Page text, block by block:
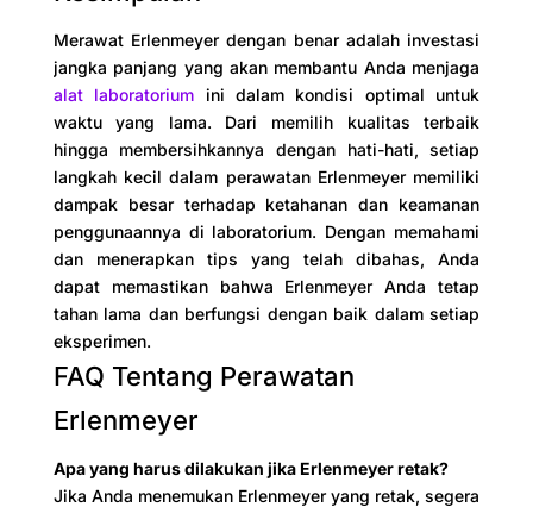
Merawat Erlenmeyer dengan benar adalah investasi
jangka panjang yang akan membantu Anda menjaga
alat laboratorium ini dalam kondisi optimal untuk
waktu yang lama. Dari memilih kualitas terbaik
hingga membersihkannya dengan hati-hati, setiap
langkah kecil dalam perawatan Erlenmeyer memiliki
dampak besar terhadap ketahanan dan keamanan
penggunaannya di laboratorium. Dengan memahami
dan menerapkan tips yang telah dibahas, Anda
dapat memastikan bahwa Erlenmeyer Anda tetap
tahan lama dan berfungsi dengan baik dalam setiap
eksperimen.
FAQ Tentang Perawatan
Erlenmeyer
Apa yang harus dilakukan jika Erlenmeyer retak?
Jika Anda menemukan Erlenmeyer yang retak, segera